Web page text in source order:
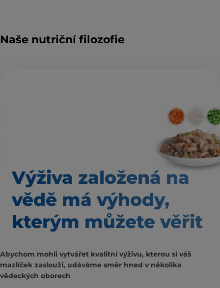
Naše nutriční filozofie
Výživa založená na
vědě má výhody,
kterým můžete věřit
Abychom mohli vytvářet kvalitní výživu, kterou si váš
mazlíček zaslouží, udáváme směr hned v několika
vědeckých oborech